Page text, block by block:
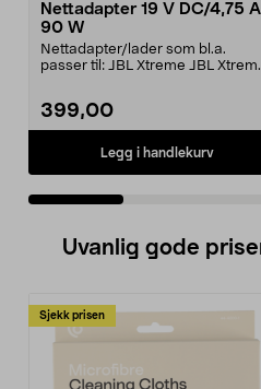
Nettadapter 19 V DC/4,75
90 W
Nettadapter/lader som bl.a.
passer til: JBL Xtreme JBL
399,00
Legg i handlekurv
Uvanlig gode
Sjekk prisen